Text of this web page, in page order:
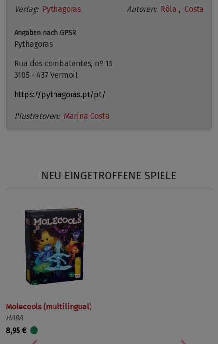
Verlag: Pythagoras
Angaben nach GPSR
Pythagoras
Rua dos combatentes, nº 13
3105 - 437 Vermoil
https://pythagoras.pt/pt/
Autoren: Rôla , Costa
Illustratoren: Marina Costa
NEU EINGETROFFENE SPIELE
Molecools (multilingual)
HABA
8,95 €